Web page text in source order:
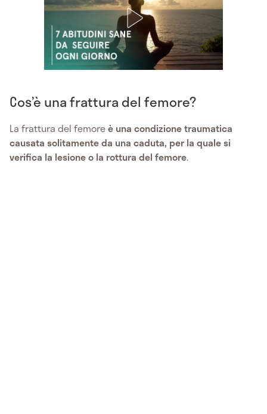
Cos’è una frattura del femore?
La frattura del femoreè una condizione traumatica
causata solitamente da una caduta, per la quale si
verifica la lesione o la rottura del femore.